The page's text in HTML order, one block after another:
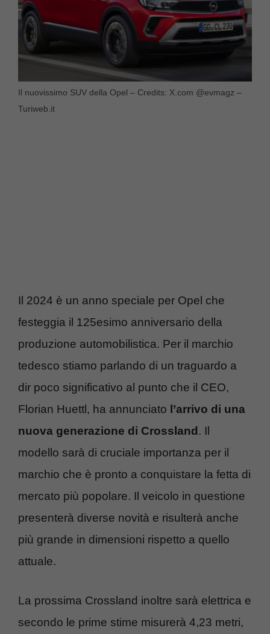
Il nuovissimo SUV della Opel – Credits: X.com @evmagz –
Turiweb.it
Il 2024 è un anno speciale per Opel che
festeggia il 125esimo anniversario della
produzione automobilistica. Per il marchio
tedesco stiamo parlando di un traguardo a
dir poco significativo al punto che il CEO,
Florian Huettl, ha annunciato l’arrivo di una
nuova generazione di Crossland . Il
modello sarà di cruciale importanza per il
marchio che è pronto a conquistare la fetta di
mercato più popolare. Il veicolo in questione
presenterà diverse novità e risulterà anche
più grande in dimensioni rispetto a quello
attuale.
La prossima Crossland inoltre sarà elettrica e
secondo le prime stime misurerà 4,23 metri,